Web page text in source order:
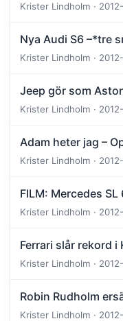
Krister Lindholm ·
Nya Audi S6 –*tre
Krister Lindholm ·
Jeep gör som
Krister Lindholm ·
Adam heter jag –
Krister Lindholm ·
FILM: Mercedes
Krister Lindholm ·
Ferrari slår rekord
Krister Lindholm ·
Robin Rudholm
Krister Lindholm ·